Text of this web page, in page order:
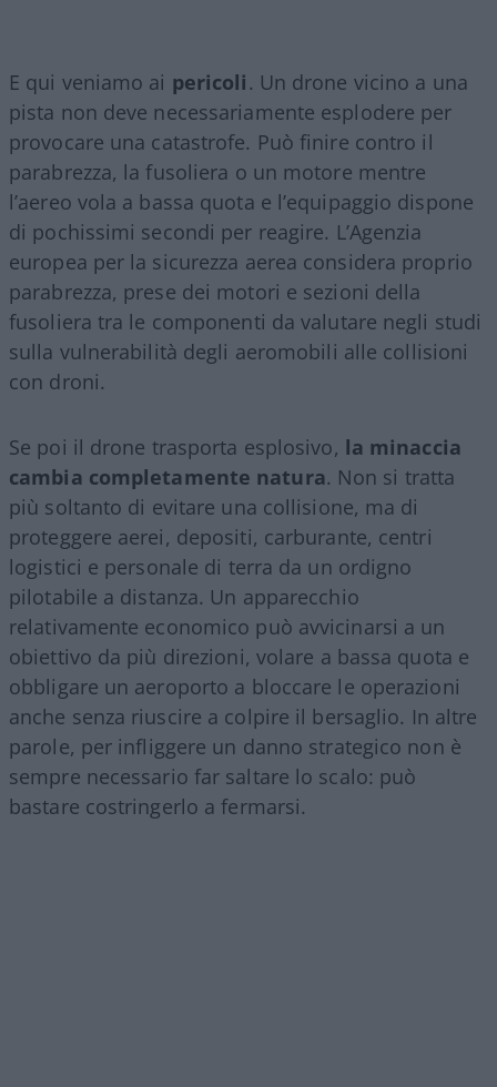
E qui veniamo ai pericoli. Un drone vicino a una
pista non deve necessariamente esplodere per
provocare una catastrofe. Può finire contro il
parabrezza, la fusoliera o un motore mentre
l’aereo vola a bassa quota e l’equipaggio dispone
di pochissimi secondi per reagire. L’Agenzia
europea per la sicurezza aerea considera proprio
parabrezza, prese dei motori e sezioni della
fusoliera tra le componenti da valutare negli studi
sulla vulnerabilità degli aeromobili alle collisioni
con droni.
Se poi il drone trasporta esplosivo, la minaccia
cambia completamente natura. Non si tratta
più soltanto di evitare una collisione, ma di
proteggere aerei, depositi, carburante, centri
logistici e personale di terra da un ordigno
pilotabile a distanza. Un apparecchio
relativamente economico può avvicinarsi a un
obiettivo da più direzioni, volare a bassa quota e
obbligare un aeroporto a bloccare le operazioni
anche senza riuscire a colpire il bersaglio. In altre
parole, per infliggere un danno strategico non è
sempre necessario far saltare lo scalo: può
bastare costringerlo a fermarsi.